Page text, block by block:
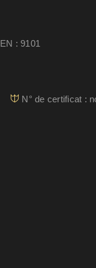
: 9101
N° de certificat :